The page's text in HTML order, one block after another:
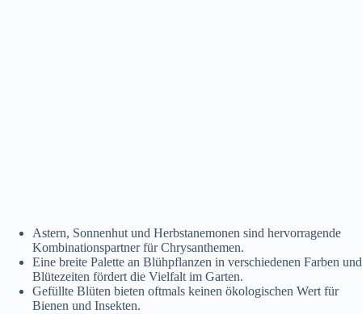
Astern, Sonnenhut und Herbstanemonen sind hervorragende
Kombinationspartner für Chrysanthemen.
Eine breite Palette an Blühpflanzen in verschiedenen Farben und
Blütezeiten fördert die Vielfalt im Garten.
Gefüllte Blüten bieten oftmals keinen ökologischen Wert für
Bienen und Insekten.